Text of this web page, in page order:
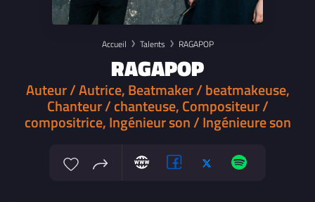
Accueil Talents RAGAPOP
RAGAPOP
Auteur / Autrice, Beatmaker / beatmakeuse,
Chanteur / chanteuse, Compositeur /
compositrice, Ingénieur son / Ingénieure son